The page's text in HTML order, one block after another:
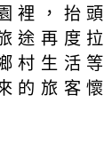
裡，抬
途再度
鄉村
的旅客